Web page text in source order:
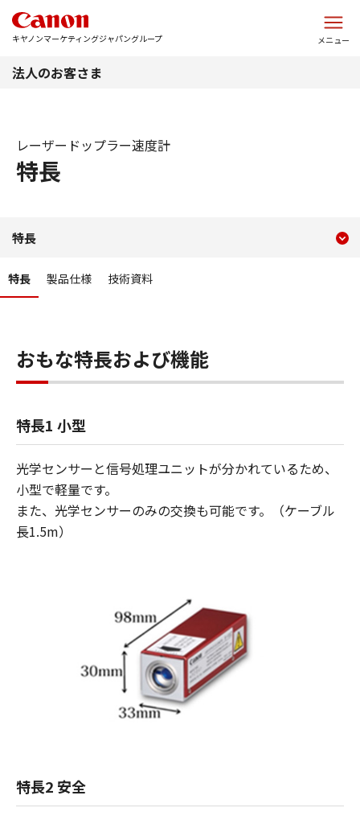
キヤノンマーケティングジャパングループ メニュー
法人のお客さま
特長
レーザードップラー速度計
レーザードップラー速度計
特長
特長 製品仕様 技術資料
おもな特長および機能
特長1 小型
光学センサーと信号処理ユニットが分かれているため、
小型で軽量です。
また、光学センサーのみの交換も可能です。（ケーブル
長1.5m）
特長2 安全